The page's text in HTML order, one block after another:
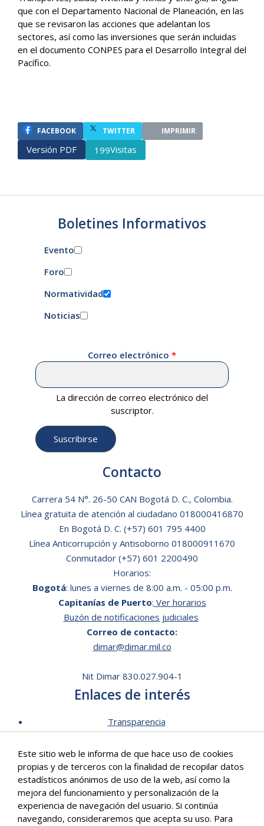
que con el Departamento Nacional de Planeación, en las
que se revisaron las acciones que adelantan los
sectores, así como las inversiones que serán incluidas
en el documento CONPES para el Desarrollo Integral del
Pacífico.
FACEBOOK TWITTER IMPRIMIR
Versión PDF 199Visitas
Boletines Informativos
Evento
Foro
Normatividad
Noticias
Correo electrónico
La dirección de correo electrónico del
suscriptor.
Contacto
Carrera 54 N°. 26-50 CAN Bogotá D. C., Colombia.
Línea gratuita de atención al ciudadano 018000416870
En Bogotá D. C. (+57) 601 795 4400
Línea Anticorrupción y Antisoborno 018000911670
Conmutador (+57) 601 2200490
Horarios:
Bogotá: lunes a viernes de 8:00 a.m. - 05:00 p.m.
Capitanías de Puerto: Ver horarios
Buzón de notificaciones judiciales
Correo de contacto:
dimar@dimar.mil.co
Nit Dimar 830.027.904-1
Enlaces de interés
Transparencia
Mecanismos de contacto
Software para personas en situación de discapacidad
Signos en Red
Intranet de Dimar
Correo Institucional
Este sitio web le informa de que hace uso de cookies
propias y de terceros con la finalidad de recopilar datos
estadísticos anónimos de uso de la web, así como la
mejora del funcionamiento y personalización de la
experiencia de navegación del usuario. Si continúa
navegando, consideraremos que acepta su uso. Para